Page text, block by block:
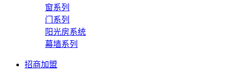
窗系列
门系列
阳光房系统
幕墙系列
招商加盟